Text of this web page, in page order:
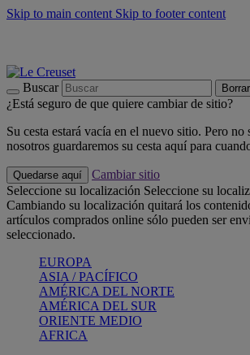
Skip to main content Skip to footer content
Buscar Borrar
¿Está seguro de que quiere cambiar de sitio?
Su cesta estará vacía en el nuevo sitio. Pero no
nosotros guardaremos su cesta aquí para
Quedarse aquí
Cambiar sitio
Seleccione su localización Seleccione su
Cambiando su localización quitará los
artículos comprados online sólo pueden ser
seleccionado.
EUROPA
ASIA / PACÍFICO
AMÉRICA DEL NORTE
AMÉRICA DEL SUR
ORIENTE MEDIO
AFRICA